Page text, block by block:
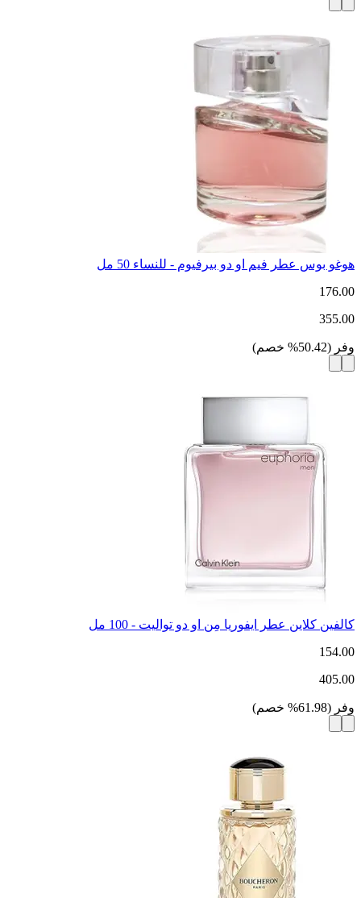
هوغو بوس عطر فيم او دو بيرفيوم - للنساء 50 مل
176.00
355.00
وفر (
50.42
% خصم)
كالفين كلاين عطر ايفوريا مِن او دو تواليت - 100 مل
154.00
405.00
وفر (
61.98
% خصم)